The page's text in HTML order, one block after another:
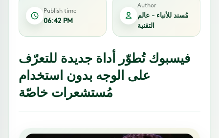
Publish time
06:42 PM
Author
مُسند للأنباء - عالم
التقنية
فيسبوك تُطوّر أداة جديدة للتعرّف
على الوجه بدون استخدام
مُستشعرات خاصّة